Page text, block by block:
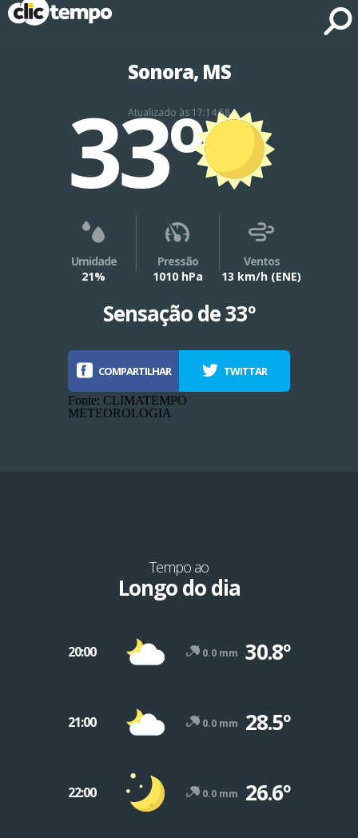
Sonora, MS
Fonte: CLIMATEMPO METEOROLOGIA
Atualizado às 17:14:58
33º
Umidade
21%
Pressão
1010 hPa
Ventos
13 km/h (ENE)
Sensação de 33º
COMPARTILHAR TWITTAR
Fonte: CLIMATEMPO
METEOROLOGIA
Tempo ao
Longo do dia
20:00 0.0 mm 30.8º
21:00 0.0 mm 28.5º
22:00 0.0 mm 26.6º